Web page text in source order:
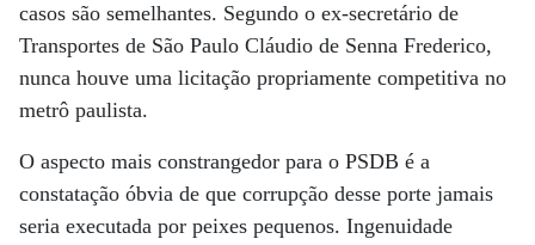
casos são semelhantes. Segundo o ex-secretário de
Transportes de São Paulo Cláudio de Senna Frederico,
nunca houve uma licitação propriamente competitiva no
metrô paulista.
O aspecto mais constrangedor para o PSDB é a
constatação óbvia de que corrupção desse porte jamais
seria executada por peixes pequenos. Ingenuidade